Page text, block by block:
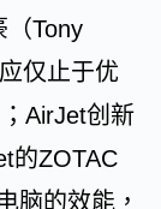
（Tony
仅止于优
AirJet创新
的ZOTAC
脑的效能，